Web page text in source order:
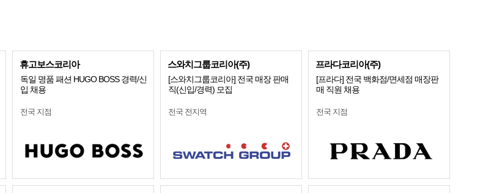
휴고보스코리아
독일 명품 패션 HUGO BOSS 경력/신
입 채용
전국 지점
스와치그룹코리아(주)
[스와치그룹코리아] 전국 매장 판매
직(신입/경력) 모집
전국 전지역
프라다코리아(주)
[프라다] 전국 백화점/면세점 매장판
매 직원 채용
전국 지점